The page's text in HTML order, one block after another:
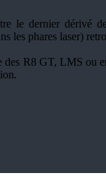
le dernier dérivé
les phares laser)
R8 GT, LMS ou